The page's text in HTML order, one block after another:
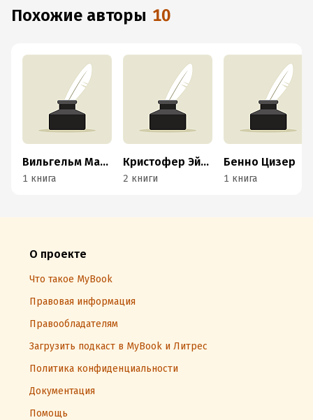
Похожие авторы 10
Вильгельм Маршалль
1 книга
Кристофер Эйлсби
2 книги
Бенно Цизер
1 книга
О проекте
Что такое MyBook
Правовая информация
Правообладателям
Загрузить подкаст в MyBook и Литрес
Политика конфиденциальности
Документация
Помощь